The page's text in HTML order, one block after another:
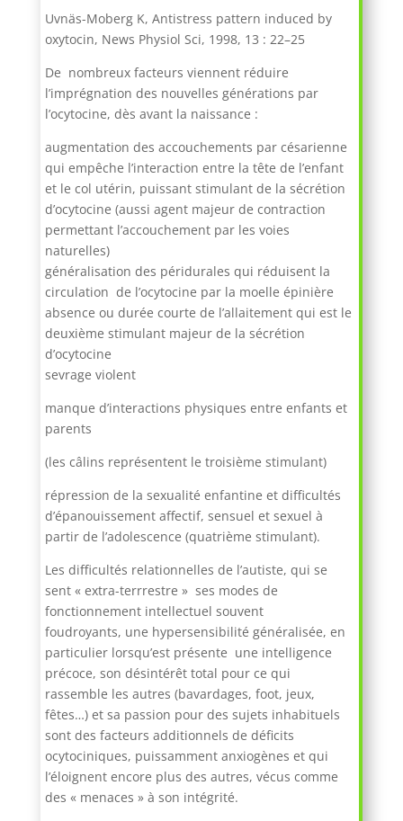
Uvnäs-Moberg K, Antistress pattern induced by
oxytocin, News Physiol Sci, 1998, 13 : 22–25
De nombreux facteurs viennent réduire
l’imprégnation des nouvelles générations par
l’ocytocine, dès avant la naissance :
augmentation des accouchements par césarienne
qui empêche l’interaction entre la tête de l’enfant
et le col utérin, puissant stimulant de la sécrétion
d’ocytocine (aussi agent majeur de contraction
permettant l’accouchement par les voies
naturelles)
généralisation des péridurales qui réduisent la
circulation de l’ocytocine par la moelle épinière
absence ou durée courte de l’allaitement qui est le
deuxième stimulant majeur de la sécrétion
d’ocytocine
sevrage violent
manque d’interactions physiques entre enfants et
parents
(les câlins représentent le troisième stimulant)
répression de la sexualité enfantine et difficultés
d’épanouissement affectif, sensuel et sexuel à
partir de l’adolescence (quatrième stimulant).
Les difficultés relationnelles de l’autiste, qui se
sent « extra-terrrestre » ses modes de
fonctionnement intellectuel souvent
foudroyants, une hypersensibilité généralisée, en
particulier lorsqu’est présente une intelligence
précoce, son désintérêt total pour ce qui
rassemble les autres (bavardages, foot, jeux,
fêtes…) et sa passion pour des sujets inhabituels
sont des facteurs additionnels de déficits
ocytociniques, puissamment anxiogènes et qui
l’éloignent encore plus des autres, vécus comme
des « menaces » à son intégrité.